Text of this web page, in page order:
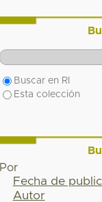
Buscar en RI
Esta colección
Por
Fecha de
Autor